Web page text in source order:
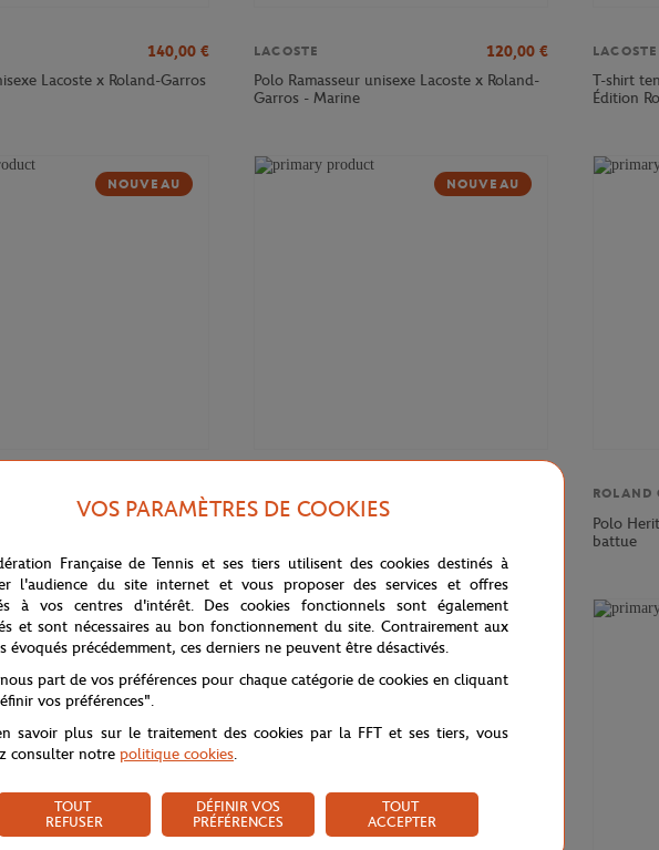
140,00 €
Lacoste x Roland-Garros
LACOSTE 120,00 €
Polo Ramasseur unisexe Lacoste x Roland-
Garros - Marine
LACOSTE
T-shirt
Édition
NOUVEAU
€
NOUVEAU
ROLAND
Polo
battue
VOS PARAMÈTRES DE COOKIES
Française de Tennis et ses tiers utilisent des cookies destinés à
l'audience du site internet et vous proposer des services et offres
à vos centres d'intérêt. Des cookies fonctionnels sont également
et sont nécessaires au bon fonctionnement du site. Contrairement aux
évoqués précédemment, ces derniers ne peuvent être désactivés.
nous part de vos préférences pour chaque catégorie de cookies en cliquant
vos préférences".
savoir plus sur le traitement des cookies par la FFT et ses tiers, vous
consulter notre politique cookies.
TOUT
REFUSER
DÉFINIR VOS
PRÉFÉRENCES
TOUT
ACCEPTER